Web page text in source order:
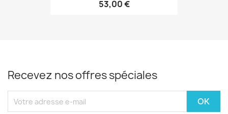
53,00 €
Recevez nos offres spéciales